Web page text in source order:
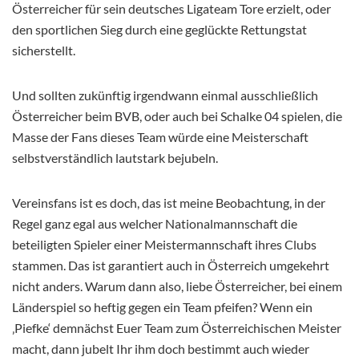
Österreicher für sein deutsches Ligateam Tore erzielt, oder
den sportlichen Sieg durch eine geglückte Rettungstat
sicherstellt.
Und sollten zukünftig irgendwann einmal ausschließlich
Österreicher beim BVB, oder auch bei Schalke 04 spielen, die
Masse der Fans dieses Team würde eine Meisterschaft
selbstverständlich lautstark bejubeln.
Vereinsfans ist es doch, das ist meine Beobachtung, in der
Regel ganz egal aus welcher Nationalmannschaft die
beteiligten Spieler einer Meistermannschaft ihres Clubs
stammen. Das ist garantiert auch in Österreich umgekehrt
nicht anders. Warum dann also, liebe Österreicher, bei einem
Länderspiel so heftig gegen ein Team pfeifen? Wenn ein
‚Piefke‘ demnächst Euer Team zum Österreichischen Meister
macht, dann jubelt Ihr ihm doch bestimmt auch wieder